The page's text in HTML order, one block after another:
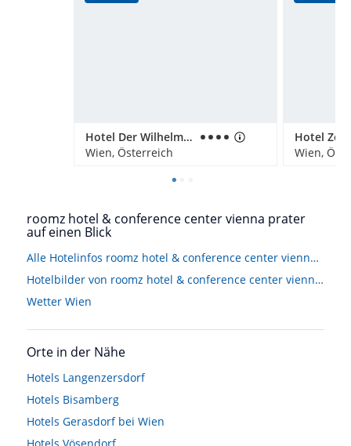
Hotel Der Wilhelmshof
Wien, Österreich
Wien,
roomz hotel & conference center vienna prater
auf einen Blick
Alle Hotelinfos roomz hotel & conference center vienna prater
Hotelbilder von roomz hotel & conference center vienna prater
Wetter Wien
Orte in der Nähe
Hotels Langenzersdorf
Hotels Bisamberg
Hotels Gerasdorf bei Wien